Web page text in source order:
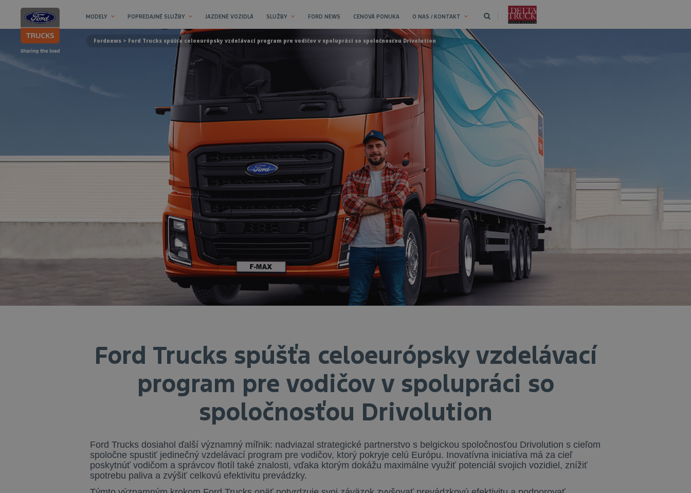
MODELY POPREDAJNÉ SLUŽBY JAZDENÉ VOZIDLÁ SLUŽBY FORD NEWS CENOVÁ PONUKA O NAS / KONTAKT
Fordnews> Ford Trucks spúšťa celoeurópsky vzdelávací program pre vodičov v spolupráci so spoločnosťou Drivolution
Ford Trucks spúšťa celoeurópsky vzdelávací
program pre vodičov v spolupráci so
spoločnosťou Drivolution
Ford Trucks dosiahol ďalší významný míľnik: nadviazal strategické partnerstvo s belgickou spoločnosťou Drivolution s cieľom
spoločne spustiť jedinečný vzdelávací program pre vodičov, ktorý pokryje celú Európu. Inovatívna iniciatíva má za cieľ
poskytnúť vodičom a správcov flotíl také znalosti, vďaka ktorým dokážu maximálne využiť potenciál svojich vozidiel, znížiť
spotrebu paliva a zvýšiť celkovú efektivitu prevádzky.